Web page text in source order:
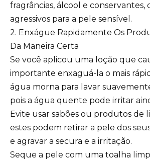
fragrâncias, álcool e
agressivos para a pele sensível.
2. Enxágue Rapidamente Os
Da Maneira Certa
Se você aplicou uma loção que
importante enxaguá-la o mais
água morna para lavar
pois a água quente pode irritar
Evite usar sabões ou produtos de
estes podem retirar a pele dos
e agravar a secura e a irritação.
Seque a pele com uma toalha